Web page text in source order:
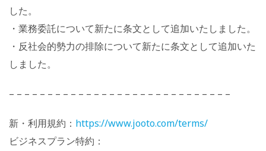
した。
・業務委託について新たに条文として追加いたしました。
・反社会的勢力の排除について新たに条文として追加いた
しました。
– – – – – – – – – – – – – – – – – – – – – – – – – – – – –
新・利用規約： https://www.jooto.com/terms/
ビジネスプラン特約：